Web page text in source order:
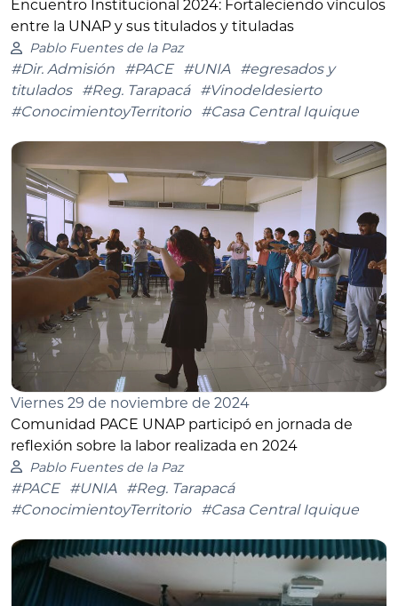
Encuentro Institucional 2024: Fortaleciendo vínculos
entre la UNAP y sus titulados y tituladas
Pablo Fuentes de la Paz
#Dir. Admisión #PACE #UNIA
#egresados y
titulados
#Reg. Tarapacá
#Vinodeldesierto
#ConocimientoyTerritorio
#Casa Central Iquique
Viernes 29 de noviembre de 2024
Comunidad PACE UNAP participó en jornada de
reflexión sobre la labor realizada en 2024
Pablo Fuentes de la Paz
#PACE #UNIA
#Reg. Tarapacá
#ConocimientoyTerritorio
#Casa Central Iquique